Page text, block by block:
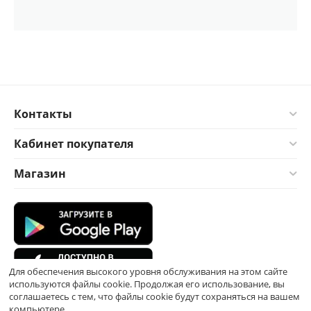
Контакты
Кабинет покупателя
Магазин
Для обеспечения высокого уровня обслуживания на этом сайте
используются файлы cookie. Продолжая его использование, вы
соглашаетесь с тем, что файлы cookie будут сохраняться на вашем